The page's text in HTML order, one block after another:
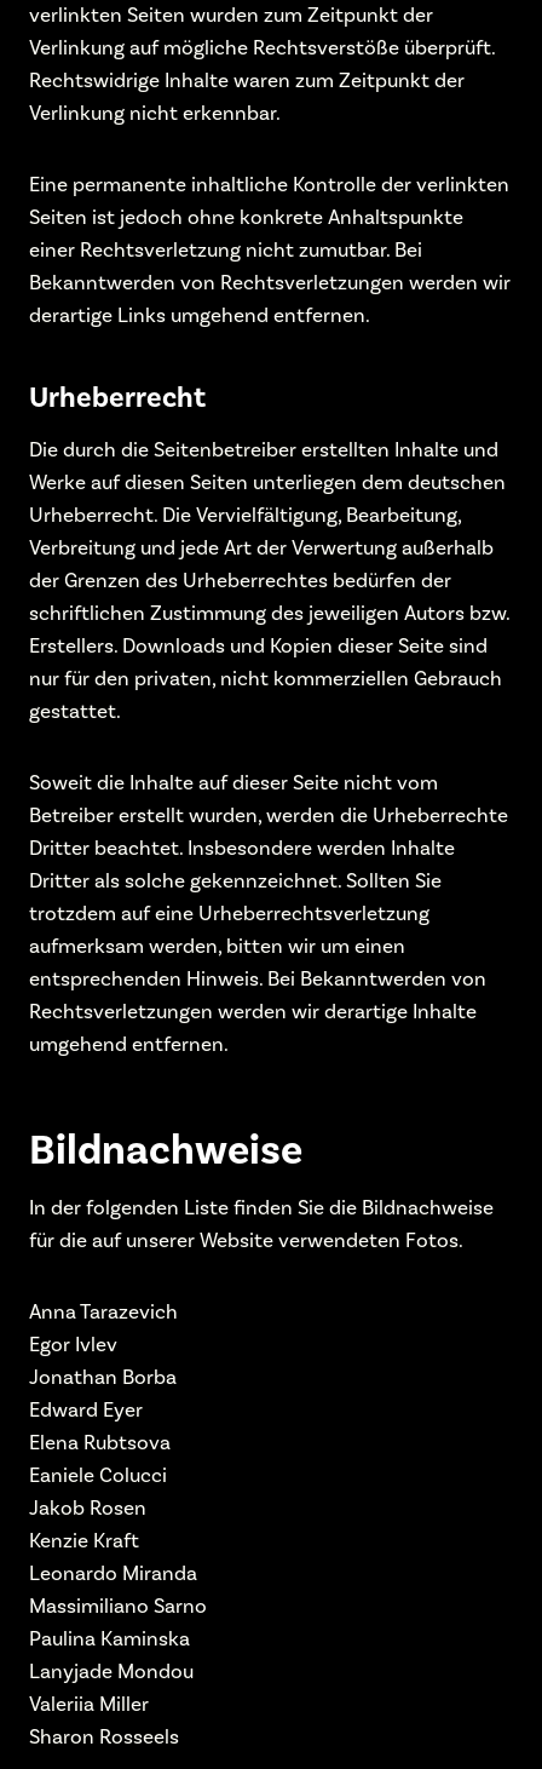
verlinkten Seiten wurden zum Zeitpunkt der
Verlinkung auf mögliche Rechtsverstöße überprüft.
Rechtswidrige Inhalte waren zum Zeitpunkt der
Verlinkung nicht erkennbar.
Eine permanente inhaltliche Kontrolle der verlinkten
Seiten ist jedoch ohne konkrete Anhaltspunkte
einer Rechtsverletzung nicht zumutbar. Bei
Bekanntwerden von Rechtsverletzungen werden wir
derartige Links umgehend entfernen.
Urheberrecht
Die durch die Seitenbetreiber erstellten Inhalte und
Werke auf diesen Seiten unterliegen dem deutschen
Urheberrecht. Die Vervielfältigung, Bearbeitung,
Verbreitung und jede Art der Verwertung außerhalb
der Grenzen des Urheberrechtes bedürfen der
schriftlichen Zustimmung des jeweiligen Autors bzw.
Erstellers. Downloads und Kopien dieser Seite sind
nur für den privaten, nicht kommerziellen Gebrauch
gestattet.
Soweit die Inhalte auf dieser Seite nicht vom
Betreiber erstellt wurden, werden die Urheberrechte
Dritter beachtet. Insbesondere werden Inhalte
Dritter als solche gekennzeichnet. Sollten Sie
trotzdem auf eine Urheberrechtsverletzung
aufmerksam werden, bitten wir um einen
entsprechenden Hinweis. Bei Bekanntwerden von
Rechtsverletzungen werden wir derartige Inhalte
umgehend entfernen.
Bildnachweise
In der folgenden Liste finden Sie die Bildnachweise
für die auf unserer Website verwendeten Fotos.
Anna Tarazevich
Egor Ivlev
Jonathan Borba
Edward Eyer
Elena Rubtsova
Eaniele Colucci
Jakob Rosen
Kenzie Kraft
Leonardo Miranda
Massimiliano Sarno
Paulina Kaminska
Lanyjade Mondou
Valeriia Miller
Sharon Rosseels